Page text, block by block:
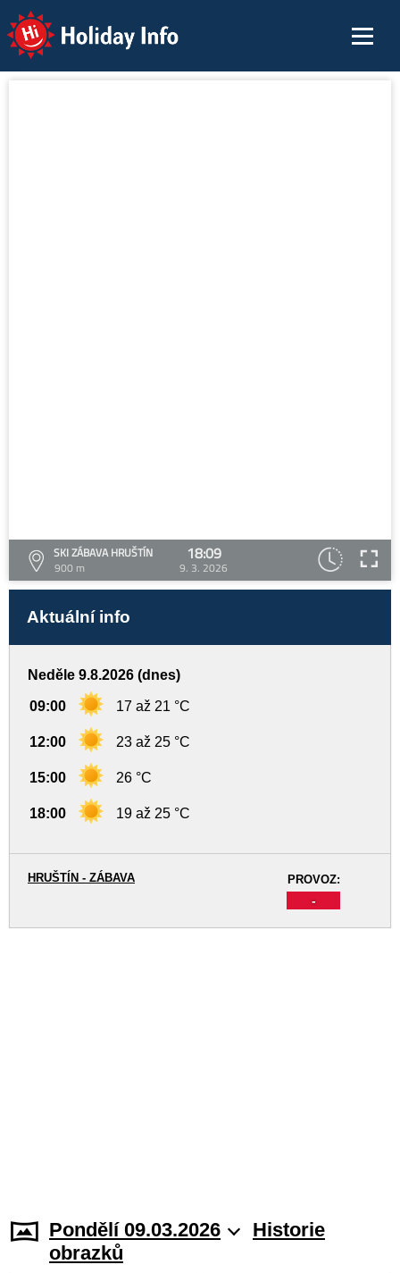
Holiday Info
SKI ZÁBAVA HRUŠTÍN
900 m
18:09
9. 3. 2026
Aktuální info
Neděle 9.8.2026 (dnes)
09:00 17 až 21 °C
12:00 23 až 25 °C
15:00 26 °C
18:00 19 až 25 °C
PROVOZ:
-
HRUŠTÍN - ZÁBAVA
Pondělí 09.03.2026
Historie
obrazků